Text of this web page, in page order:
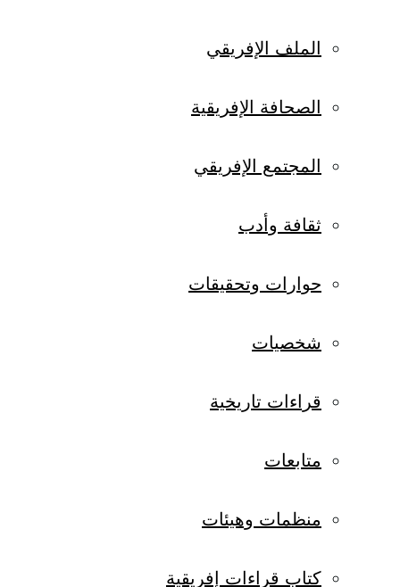
الملف الإفريقي
الصحافة الإفريقية
المجتمع الإفريقي
ثقافة وأدب
حوارات وتحقيقات
شخصيات
قراءات تاريخية
متابعات
منظمات وهيئات
كتاب قراءات إفريقية